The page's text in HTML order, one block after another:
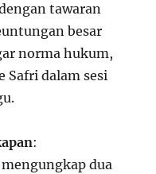
tawaran
besar
norma hukum,
Safri dalam sesi
:
dua